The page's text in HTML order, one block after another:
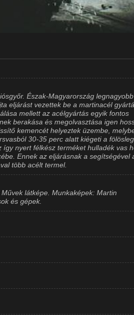
Észak-Magyarország legnagyobb
eljárást vezettek be a martinacél
mellett az acélgyártás egyik fontos
berakása és megolvasztása igen
kemencét helyeztek üzembe,
30-35 perc alatt kiégeti a
így nyert félkész terméket hulladék vas
Ennek az eljárásnak a segítségével
több acélt termel.
látképe. Munkaképek: Martin
és gépek.